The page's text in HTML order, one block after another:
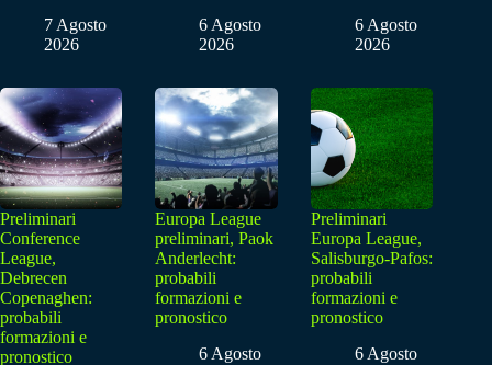
7 Agosto
2026
6 Agosto
2026
6 Agosto
2026
Preliminari
Conference
League,
Debrecen
Copenaghen:
probabili
formazioni e
pronostico
Europa League
preliminari, Paok
Anderlecht:
probabili
formazioni e
pronostico
6 Agosto
Preliminari
Europa League,
Salisburgo-Pafos:
probabili
formazioni e
pronostico
6 Agosto